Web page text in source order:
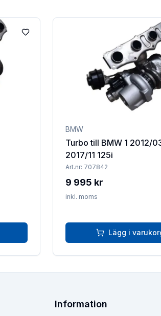
Lägg till i favoriter
BMW
Turbo till BMW 1 2012/
2017/11 125i
Art.nr: 707842
9 995 kr
inkl. moms
Lägg i
Information